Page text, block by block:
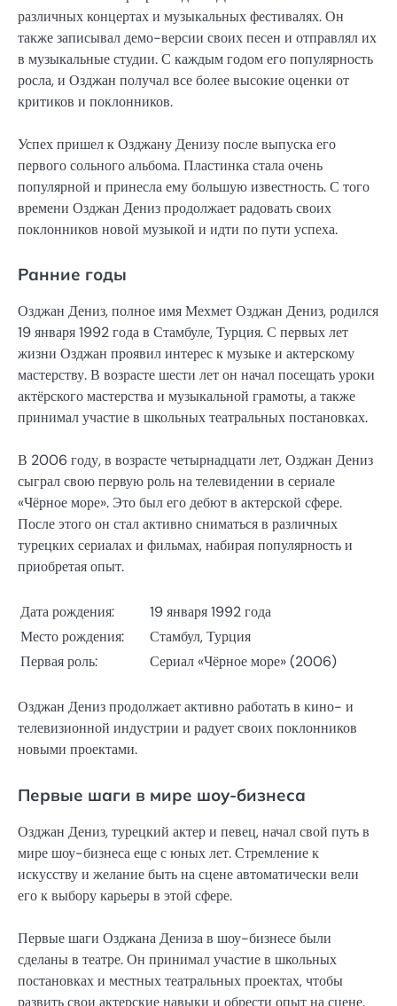
различных концертах и музыкальных фестивалях. Он
также записывал демо-версии своих песен и отправлял их
в музыкальные студии. С каждым годом его популярность
росла, и Озджан получал все более высокие оценки от
критиков и поклонников.
Успех пришел к Озджану Денизу после выпуска его
первого сольного альбома. Пластинка стала очень
популярной и принесла ему большую известность. С того
времени Озджан Дениз продолжает радовать своих
поклонников новой музыкой и идти по пути успеха.
Ранние годы
Озджан Дениз, полное имя Мехмет Озджан Дениз, родился
19 января 1992 года в Стамбуле, Турция. С первых лет
жизни Озджан проявил интерес к музыке и актерскому
мастерству. В возрасте шести лет он начал посещать уроки
актёрского мастерства и музыкальной грамоты, а также
принимал участие в школьных театральных постановках.
В 2006 году, в возрасте четырнадцати лет, Озджан Дениз
сыграл свою первую роль на телевидении в сериале
«Чёрное море». Это был его дебют в актерской сфере.
После этого он стал активно сниматься в различных
турецких сериалах и фильмах, набирая популярность и
приобретая опыт.
Дата рождения:
19 января 1992 года
Место рождения:
Стамбул, Турция
Первая роль:
Сериал «Чёрное море» (2006)
Озджан Дениз продолжает активно работать в кино- и
телевизионной индустрии и радует своих поклонников
новыми проектами.
Первые шаги в мире шоу-бизнеса
Озджан Дениз, турецкий актер и певец, начал свой путь в
мире шоу-бизнеса еще с юных лет. Стремление к
искусству и желание быть на сцене автоматически вели
его к выбору карьеры в этой сфере.
Первые шаги Озджана Дениза в шоу-бизнесе были
сделаны в театре. Он принимал участие в школьных
постановках и местных театральных проектах, чтобы
развить свои актерские навыки и обрести опыт на сцене.